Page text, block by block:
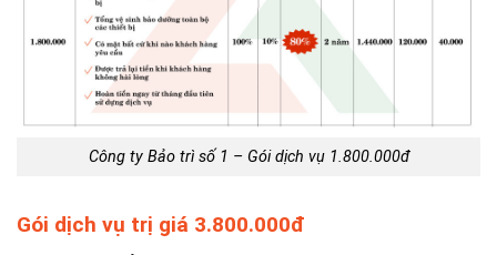
Công ty Bảo trì số 1 – Gói dịch vụ 1.800.000đ
Gói dịch vụ trị giá 3.800.000đ